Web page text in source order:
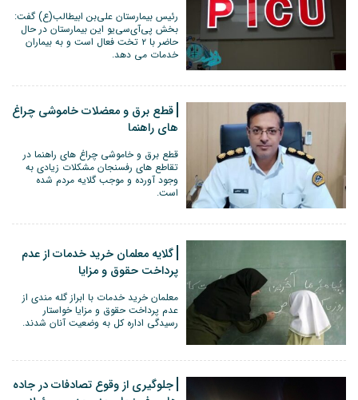
رئیس بیمارستان علی‌بن ابیطالب(ع) گفت:
بخش پی‌آی‌سی‌یو این بیمارستان در حال
حاضر با ۲ تخت فعال است و به بیماران
خدمات می دهد.
قطع برق و معضلات خاموشی چراغ
های راهنما
قطع برق و خاموشی چراغ های راهنما در
تقاطع های رفسنجان مشکلات زیادی به
وجود آورده و موجب گلایه مردم شده
است.
گلایه معلمان خرید خدمات از عدم
پرداخت حقوق و مزایا
معلمان خرید خدمات با ابراز گله مندی از
عدم پرداخت حقوق و مزایا خواستار
رسیدگی اداره کل به وضعیت آنان شدند.
جلوگیری از وقوع تصادفات در جاده